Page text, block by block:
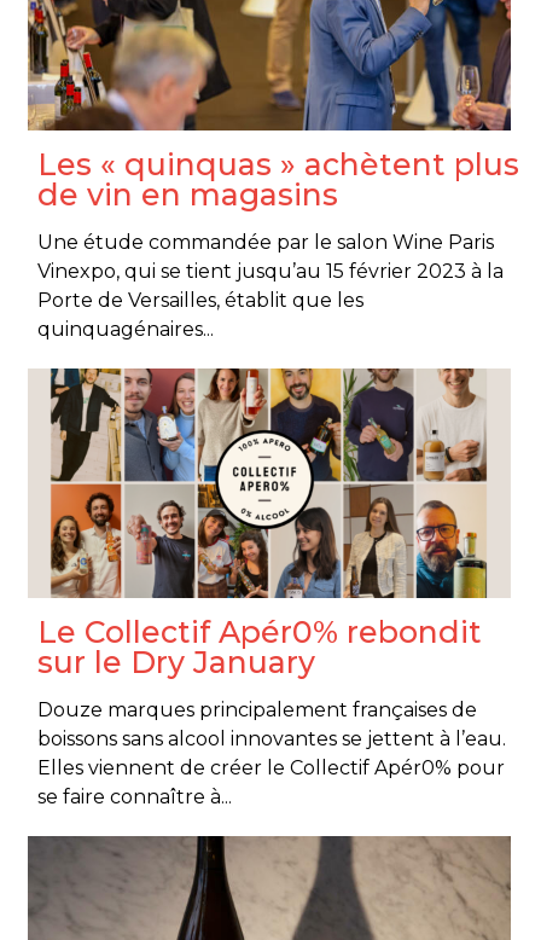
Les « quinquas » achètent plus
de vin en magasins
Une étude commandée par le salon Wine Paris
Vinexpo, qui se tient jusqu’au 15 février 2023 à la
Porte de Versailles, établit que les
quinquagénaires...
Le Collectif Apér0% rebondit
sur le Dry January
Douze marques principalement françaises de
boissons sans alcool innovantes se jettent à l’eau.
Elles viennent de créer le Collectif Apér0% pour
se faire connaître à...